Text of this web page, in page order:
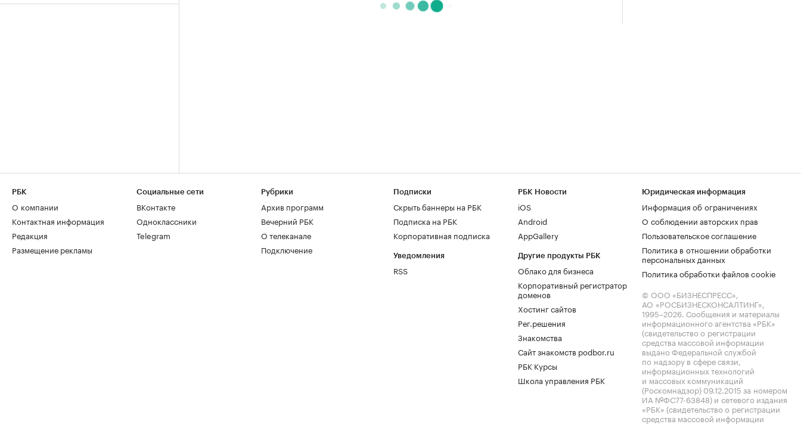
РБК
О компании
Контактная информация
Редакция
Размещение рекламы
Социальные сети
ВКонтакте
Одноклассники
Telegram
Рубрики
Архив программ
Вечерний РБК
О телеканале
Подключение
Подписки
Скрыть баннеры на РБК
Подписка на РБК
Корпоративная подписка
Уведомления
RSS
РБК Новости
iOS
Android
AppGallery
Другие продукты РБК
Облако для бизнеса
Корпоративный регистратор
доменов
Хостинг сайтов
Рег.решения
Знакомства
Сайт знакомств podbor.ru
РБК Курсы
Школа управления РБК
Юридическая информация
Информация об ограничениях
О соблюдении авторских прав
Пользовательское соглашение
Политика в отношении обработки
персональных данных
Политика обработки файлов cookie
© ООО «БИЗНЕСПРЕСС»,
АО «РОСБИЗНЕСКОНСАЛТИНГ»,
1995–2026. Сообщения и материалы
информационного агентства «РБК»
(свидетельство о регистрации
средства массовой информации
выдано Федеральной службой
по надзору в сфере связи,
информационных технологий
и массовых коммуникаций
(Роскомнадзор) 09.12.2015 за номером
ИА №ФС77-63848) и сетевого издания
«РБК» (свидетельство о регистрации
средства массовой информации